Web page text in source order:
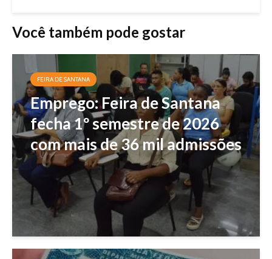
Você também pode gostar
FEIRA DE SANTANA
Emprego: Feira de Santana
fecha 1º semestre de 2026
com mais de 36 mil admissões